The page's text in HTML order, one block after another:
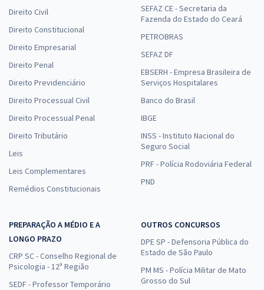
Direito Civil
Direito Constitucional
Direito Empresarial
Direito Penal
Direito Previdenciário
Direito Processual Civil
Direito Processual Penal
Direito Tributário
Leis
Leis Complementares
Remédios Constitucionais
SEFAZ CE - Secretaria da
Fazenda do Estado do Ceará
PETROBRAS
SEFAZ DF
EBSERH - Empresa Brasileira de
Serviços Hospitalares
Banco do Brasil
IBGE
INSS - Instituto Nacional do
Seguro Social
PRF - Polícia Rodoviária Federal
PND
PREPARAÇÃO A MÉDIO E A
LONGO PRAZO
CRP SC - Conselho Regional de
Psicologia - 12ª Região
SEDF - Professor Temporário
OUTROS CONCURSOS
DPE SP - Defensoria Pública do
Estado de São Paulo
PM MS - Polícia Militar de Mato
Grosso do Sul